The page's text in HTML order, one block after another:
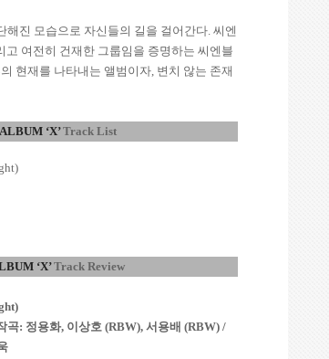
해진 모습으로 자신들의 길을 걸어간다. 씨엔
고 여전히 건재한 그룹임을 증명하는 씨엔블
현재를 나타내는 앨범이자, 변치 않는 존재
‘X’Track List
‘X’Track Review
곡: 정용화, 이상호 (RBW), 서용배 (RBW) /